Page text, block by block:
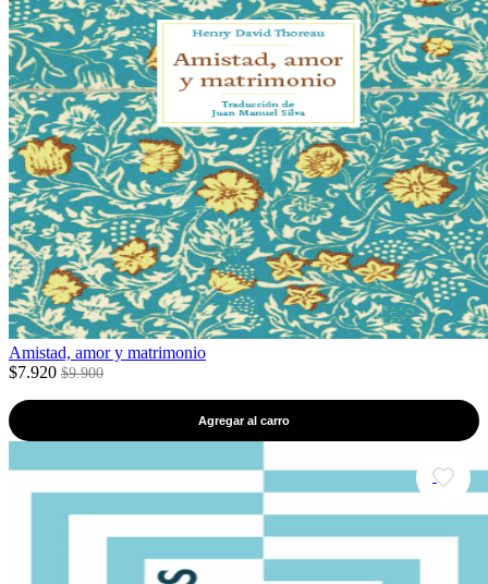
Amistad, amor y matrimonio
$7.920 $9.900
Agregar al carro